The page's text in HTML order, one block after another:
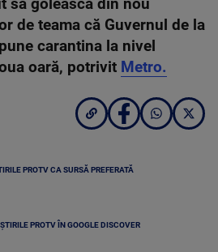
să golească din nou
de teama că Guvernul de la
carantina la nivel
oară, potrivit Metro.
PROTV CA SURSĂ PREFERATĂ
PROTV ÎN GOOGLE DISCOVER